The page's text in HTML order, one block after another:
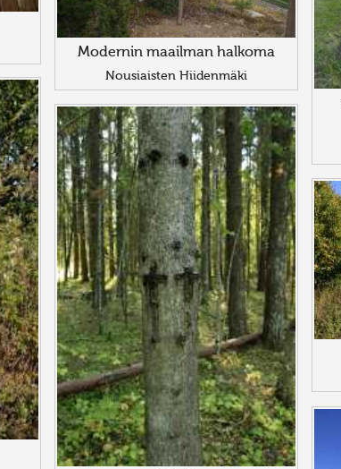
Modernin maailman halkoma
Nousiaisten Hiidenmäki